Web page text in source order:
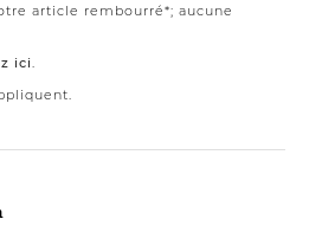
article rembourré*; aucune
ici